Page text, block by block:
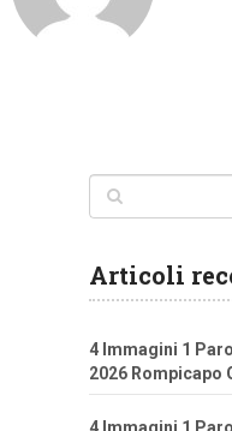
Articoli
4 Immagini 1
2026 Rompicapo